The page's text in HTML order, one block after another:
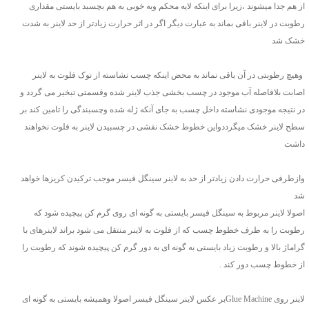
از هم جدا میشوند ،زیرا برای اینکه لایه محکم وبه خوبی به هم بچسبد بایستی مقداری
رطوبت در لاینر باقی بماند به عبارت دیگر اگر در اثر حرارت زیادتر از حد لاینر به شدت
خشک شد
وهیچ رطوبتی در آن باقی نماند به محض اینکه چسب نشاسته از نوک فلوت به لاینر
اصابت بلافاصله آب موجود در چسب بخشی جذب لاینر شده وقسمتی تبخیر می گردد و
در نتیجه موجودی نشاسته داخل چسب به جای آنکه ژله شده وچسبندگی را تامین کند بر
سطح لاینر خشک میگرددواین خطوط خشک نقشی در چسبیدن لاینر به فلوت نخواهند
داشت
وازطرفی حرارت دادن زیادتر از حد به لاینر سینگل فیسر موجب ترکیدن کریزها خواهد
شد
اصولا لاینر مربوط به سینگل فیسر بایستی به گونه ای روی گرم کن پیچیده شود که
رطوبت را به طرف خطوط چسب که از فلوت به لاینر منتقل می شود براند لاینرهای با
گراماژ بالا و رطوبت زیاد بایستی به گونه ای به دور گرم کن پیچیده شوند که رطوبت را
از خطوط چسب دور کند .
لاینر روی Glue Machineبر عکس لاینر سینگل فیسر اصولا وهمیشه بایستی به گونه ای